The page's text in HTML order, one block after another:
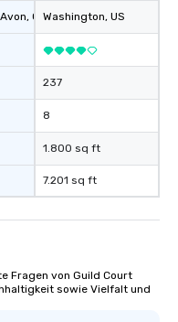
, GB1Washington, US
237
8
1.800 sq ft
7.201 sq ft
Fragen von Guild Court
sowie Vielfalt und